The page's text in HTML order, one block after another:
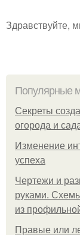
Здравствуйте,
Популярные
Секреты
огорода и
Изменение
успеха
Чертежи и
руками.
из
Правые или